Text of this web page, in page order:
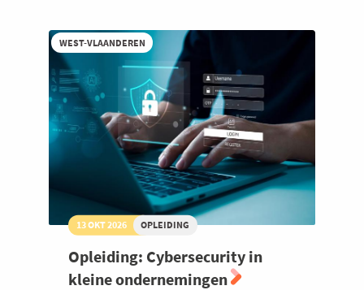
AI
-
vindbaar
blijven
met
GEO
WEST-VLAANDEREN
13 OKT 2026 OPLEIDING
Opleiding: Cybersecurity in
kleine ondernemingen